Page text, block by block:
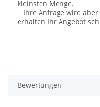
kleinsten Menge.
Ihre Anfrage wird aber
erhalten Ihr Angebot
Bewertungen